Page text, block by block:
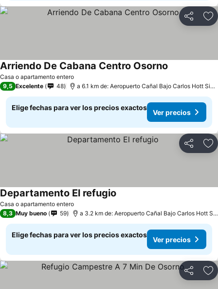
Compartir
Casa o apartamento entero
Arriendo De Cabana Centro Osorno
9,5 Excelente 48 a 6.1 km de: Aeropuerto Cañal Bajo Carlos Hott Siebert
Elige fechas para ver los precios exactos
Ver precios
Compartir
Casa o apartamento entero
Departamento El refugio
8,3 Muy bueno 59 a 3.2 km de: Aeropuerto Cañal Bajo Carlos Hott Siebert
Elige fechas para ver los precios exactos
Ver precios
Compartir